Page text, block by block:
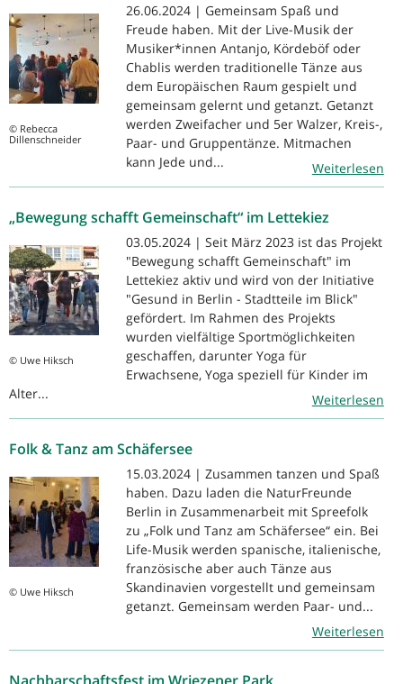
© Rebecca
Dillenschneider
26.06.2024 | Gemeinsam Spaß und
Freude haben. Mit der Live-Musik der
Musiker*innen Antanjo, Kördeböf oder
Chablis werden traditionelle Tänze aus
dem Europäischen Raum gespielt und
gemeinsam gelernt und getanzt. Getanzt
werden Zweifacher und 5er Walzer, Kreis-,
Paar- und Gruppentänze. Mitmachen
kann Jede und...
Weiterlesen
„Bewegung schafft Gemeinschaft“ im Lettekiez
© Uwe Hiksch
03.05.2024 | Seit März 2023 ist das Projekt
"Bewegung schafft Gemeinschaft" im
Lettekiez aktiv und wird von der Initiative
"Gesund in Berlin - Stadtteile im Blick"
gefördert. Im Rahmen des Projekts
wurden vielfältige Sportmöglichkeiten
geschaffen, darunter Yoga für
Erwachsene, Yoga speziell für Kinder im
Alter...
Weiterlesen
Folk & Tanz am Schäfersee
© Uwe Hiksch
15.03.2024 | Zusammen tanzen und Spaß
haben. Dazu laden die NaturFreunde
Berlin in Zusammenarbeit mit Spreefolk
zu „Folk und Tanz am Schäfersee“ ein. Bei
Life-Musik werden spanische, italienische,
französische aber auch Tänze aus
Skandinavien vorgestellt und gemeinsam
getanzt. Gemeinsam werden Paar- und...
Weiterlesen